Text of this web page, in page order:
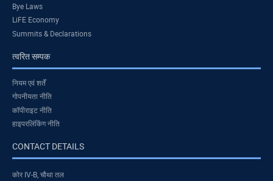
Bye Laws
LiFE Economy
Summits & Declarations
त्वरित सम्पक
नियम एवं शर्तें
गोपनीयता नीति
कॉपीराइट नीति
हाइपरलिंकिंग नीति
CONTACT DETAILS
कोर IV-B, चौथा तल